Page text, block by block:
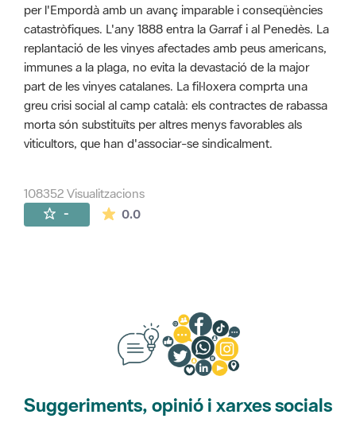
per l'Empordà amb un avanç imparable i conseqüències
catastròfiques. L'any 1888 entra la Garraf i al Penedès. La
replantació de les vinyes afectades amb peus americans,
immunes a la plaga, no evita la devastació de la major
part de les vinyes catalanes. La fil·loxera comprta una
greu crisi social al camp català: els contractes de rabassa
morta són substituïts per altres menys favorables als
viticultors, que han d'associar-se sindicalment.
108352 Visualitzacions
- 0.0La mitjana de les valoracions és de 0
Suggeriments, opinió i xarxes socials